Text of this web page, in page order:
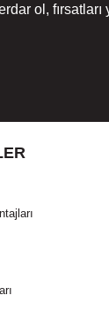
ol, fırsatları